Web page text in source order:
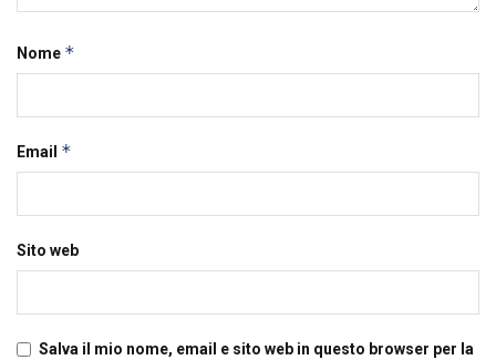
Nome *
Email *
Sito web
Salva il mio nome, email e sito web in questo browser per la